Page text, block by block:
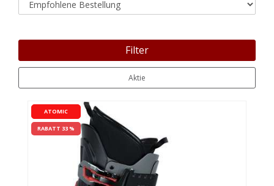
Filter
Aktie
ATOMIC
RABATT 33 %